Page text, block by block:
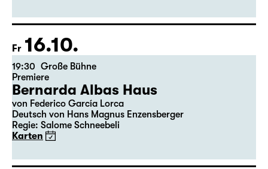
Fr 16.10.
19:30 Große Bühne
Premiere
Bernarda Albas Haus
von Federico García Lorca
Deutsch von Hans Magnus Enzensberger
Regie: Salome Schneebeli
Karten